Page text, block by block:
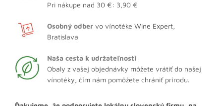
Pri nákupe nad 30 €: 3,90 €
Osobný odber vo vínotéke Wine Expert,
Bratislava
Naša cesta k udržateľnosti
Obaly z vašej objednávky môžete vrátiť do našej
vínotéky, čím nám pomôžete chrániť prírodu.